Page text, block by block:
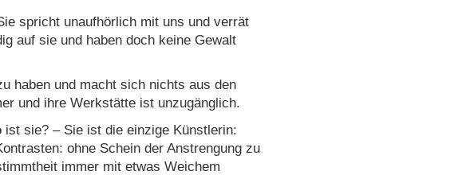
spricht unaufhörlich mit uns und verrät
auf sie und haben doch keine Gewalt
haben und macht sich nichts aus den
und ihre Werkstätte ist unzugänglich.
sie? – Sie ist die einzige Künstlerin:
ohne Schein der Anstrengung zu
immer mit etwas Weichem